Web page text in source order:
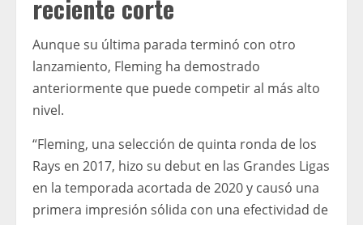
reciente corte
Aunque su última parada terminó con otro
lanzamiento, Fleming ha demostrado
anteriormente que puede competir al más alto
nivel.
“Fleming, una selección de quinta ronda de los
Rays en 2017, hizo su debut en las Grandes Ligas
en la temporada acortada de 2020 y causó una
primera impresión sólida con una efectividad de